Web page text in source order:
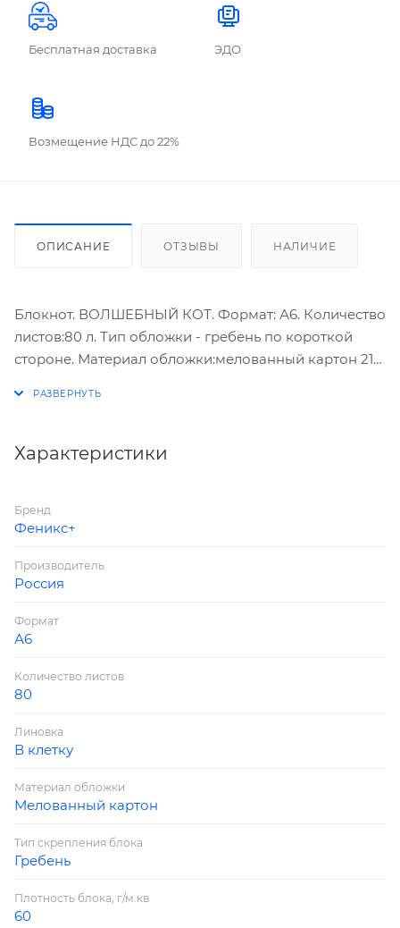
Бесплатная доставка ЭДО
Возмещение НДС до 22%
ОПИСАНИЕ ОТЗЫВЫ НАЛИЧИЕ
Блокнот. ВОЛШЕБНЫЙ КОТ. Формат: А6. Количество
листов:80 л. Тип обложки - гребень по короткой
стороне. Материал обложки:мелованный картон 210
Характеристики
Бренд
Феникс+
Производитель
Россия
Формат
А6
Количество листов
80
Линовка
В клетку
Материал обложки
Мелованный картон
Тип скрепления блока
Гребень
Плотность блока, г/м.кв
60